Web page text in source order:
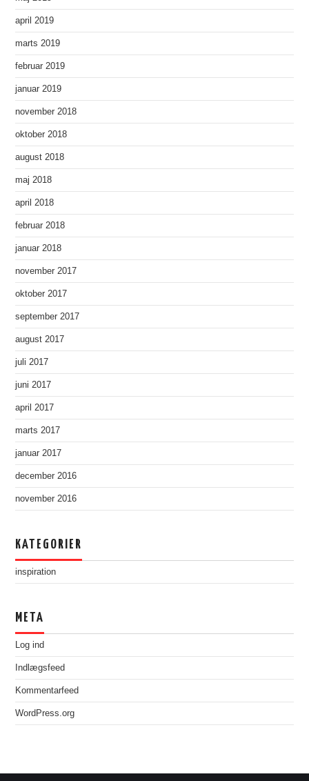
april 2019
marts 2019
februar 2019
januar 2019
november 2018
oktober 2018
august 2018
maj 2018
april 2018
februar 2018
januar 2018
november 2017
oktober 2017
september 2017
august 2017
juli 2017
juni 2017
april 2017
marts 2017
januar 2017
december 2016
november 2016
KATEGORIER
inspiration
META
Log ind
Indlægsfeed
Kommentarfeed
WordPress.org